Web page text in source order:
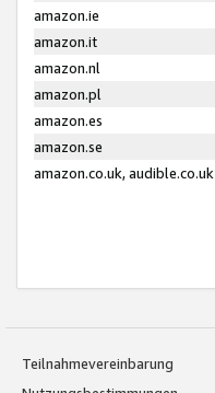
amazon.ie
amazon.it
amazon.nl
amazon.pl
amazon.es
amazon.se
amazon.co.uk, audible.co.uk
Teilnahmevereinbarung